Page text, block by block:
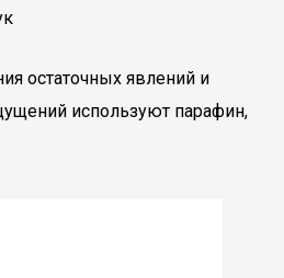
остаточных явлений и
используют парафин,